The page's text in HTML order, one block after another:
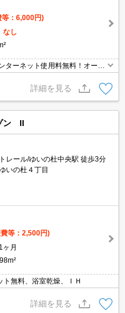
等：6,000円)
なし
ーネット使用料無料！オート
詳細を見る
ン II
レール/ゆいの杜中央駅 徒歩3分
いの杜４丁目
等：2,500円)
1ヶ月
無料、浴室乾燥、ＩＨ
詳細を見る